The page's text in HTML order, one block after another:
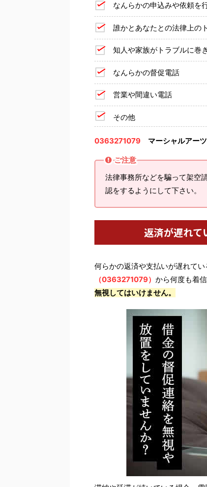
なんらかの申込みや依頼を
誰かとあなたとの法律上の
知人や家族がトラブルに巻
なんらかの督促電話
営業や間違い電話
その他
0363271079 マーシャルアーツ
ご注意
法律事務所などを騙って架空
認をするようにして下さい。
返済が遅れて
何らかの返済や支払いが遅れて
（0363271079） から何度も着
無視してはいけません。